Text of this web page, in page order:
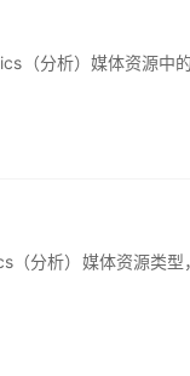
（分析）媒体资源中
分析）媒体资源类